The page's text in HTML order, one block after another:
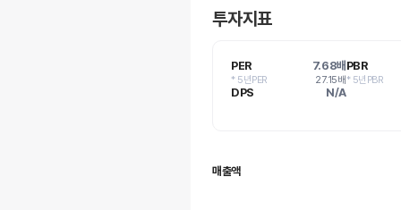
투자지표
PER 7.68배
* 5년PER 27.15배
PBR
* 5년PBR
DPS N/A
매출액